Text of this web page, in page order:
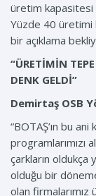
üretim kapasitesi
Yüzde 40 üretimi
bir açıklama
“ÜRETİMİN
DENK GELDİ”
Demirtaş OSB
“BOTAŞ’ın bu
programlarımızı
çarkların
olduğu bir
olan